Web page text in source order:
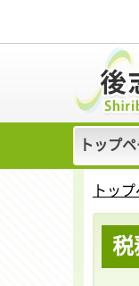
トップ
トッ
税